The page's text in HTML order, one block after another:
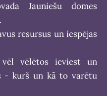
Jauniešu domes
resursus un iespējas
vēlētos ieviest un
- kurš un kā to varētu